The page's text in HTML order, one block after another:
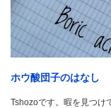
ホウ酸団子のはなし
Tshozoです。暇を見つけ